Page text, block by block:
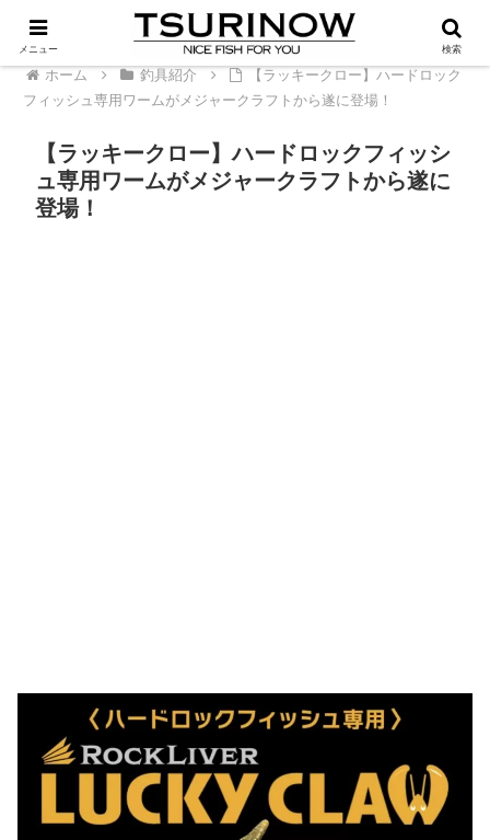
PR
ホーム 釣具紹介
【ラッキークロー】ハードロック
フィッシュ専用ワームがメジャークラフトから遂に登場！
【ラッキークロー】ハードロックフィッシ
ュ専用ワームがメジャークラフトから遂に
登場！
メニュー 検索